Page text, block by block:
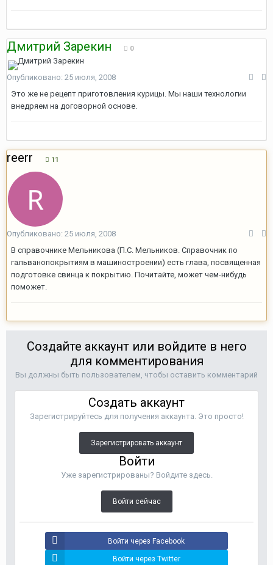
Дмитрий Зарекин 0
Опубликовано: 25 июля, 2008
Это же не рецепт приготовления курицы. Мы наши технологии
внедряем на договорной основе.
reerr 11
Опубликовано: 25 июля, 2008
В справочнике Мельникова (П.С. Мельников. Справочник по
гальванопокрытиям в машиностроении) есть глава, посвященная
подготовке свинца к покрытию. Почитайте, может чем-нибудь
поможет.
Создайте аккаунт или войдите в него
для комментирования
Вы должны быть пользователем, чтобы оставить комментарий
Создать аккаунт
Зарегистрируйтесь для получения аккаунта. Это просто!
Зарегистрировать аккаунт
Войти
Уже зарегистрированы? Войдите здесь.
Войти сейчас
Войти через Facebook
Войти через Twitter